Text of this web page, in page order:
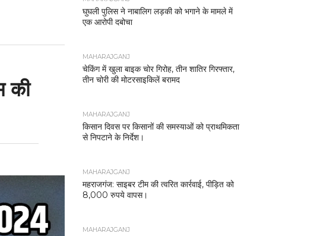
की
घुघली पुलिस ने नाबालिग लड़की को भगाने के मामले में
एक आरोपी दबोचा
MAHARAJGANJ
चेकिंग में खुला बाइक चोर गिरोह, तीन शातिर गिरफ्तार,
तीन चोरी की मोटरसाइकिलें बरामद
MAHARAJGANJ
किसान दिवस पर किसानों की समस्याओं को प्राथमिकता
से निपटाने के निर्देश।
MAHARAJGANJ
महराजगंज: साइबर टीम की त्वरित कार्रवाई, पीड़ित को
8,000 रुपये वापस।
MAHARAJGANJ